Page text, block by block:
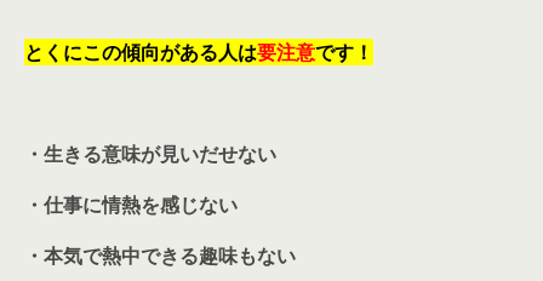
とくにこの傾向がある人は要注意です！
・生きる意味が見いだせない
・仕事に情熱を感じない
・本気で熱中できる趣味もない